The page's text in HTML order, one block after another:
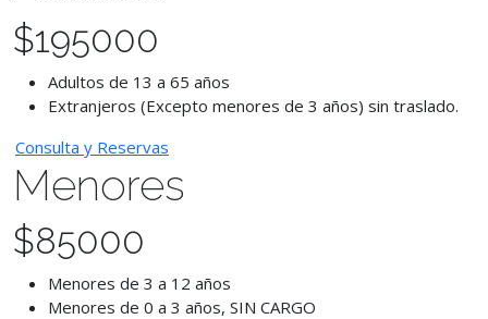
$195000
Adultos de 13 a 65 años
Extranjeros (Excepto menores de 3 años) sin traslado.
Consulta y Reservas
Menores
$85000
Menores de 3 a 12 años
Menores de 0 a 3 años, SIN CARGO